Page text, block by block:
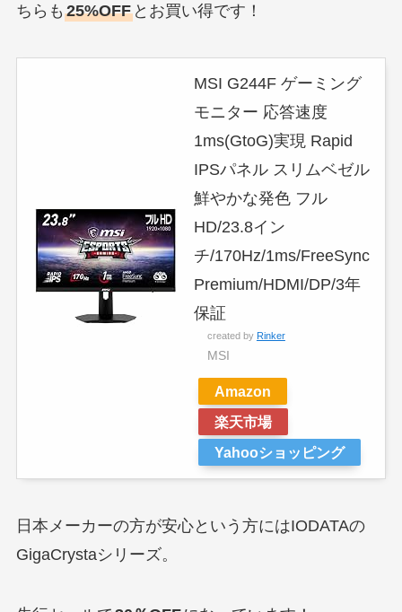
ちらも 25%OFFとお買い得です！
MSI G244F ゲーミング
モニター 応答速度
1ms(GtoG)実現 Rapid
IPSパネル スリムベゼル
鮮やかな発色 フル
HD/23.8イン
チ/170Hz/1ms/FreeSync
Premium/HDMI/DP/3年
保証
created by Rinker
MSI
Amazon
楽天市場
Yahooショッピング
日本メーカーの方が安心という方にはIODATAの
GigaCrystaシリーズ。